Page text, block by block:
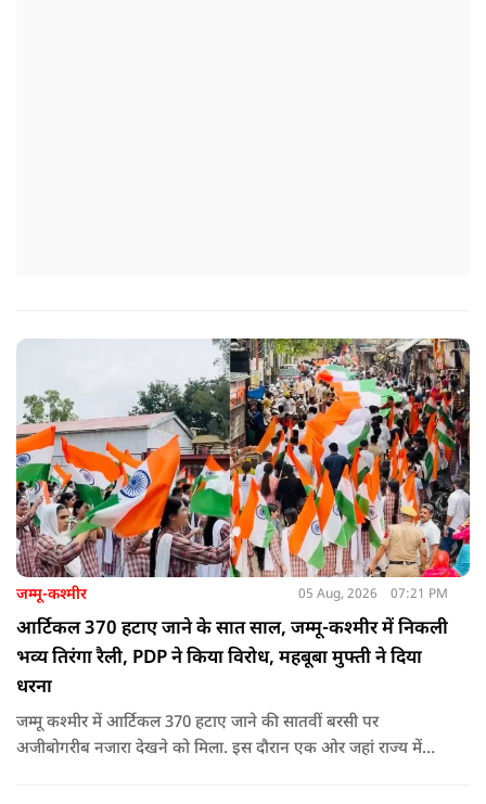
जम्मू-कश्मीर 05 Aug, 2026 07:21 PM
आर्टिकल 370 हटाए जाने के सात साल, जम्मू-कश्मीर में निकली
भव्य तिरंगा रैली, PDP ने किया विरोध, महबूबा मुफ्ती ने दिया
धरना
जम्मू कश्मीर में आर्टिकल 370 हटाए जाने की सातवीं बरसी पर
अजीबोगरीब नजारा देखने को मिला. इस दौरान एक ओर जहां राज्य में